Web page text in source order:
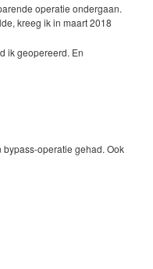
operatie ondergaan.
kreeg ik in maart 2018
ik geopereerd. En
operatie gehad. Ook